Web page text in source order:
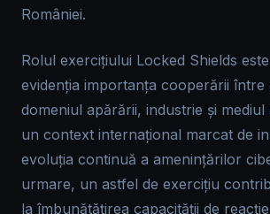
României.
Rolul exercițiului Locked Shields
evidenția importanța cooperării între
domeniul apărării, industrie și
un context internațional marcat de
evoluția continuă a amenințărilor
urmare, un astfel de exercițiu
la îmbunătățirea capacității de